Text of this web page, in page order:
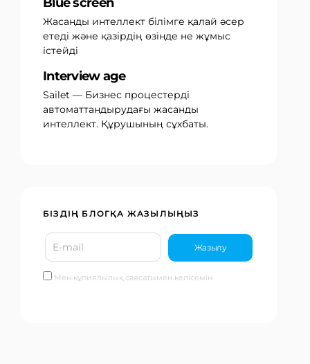
Жасанды интеллект білімге қалай әсер
етеді және қазірдің өзінде не жұмыс
істейді
Interview age
Sailet — Бизнес процестерді
автоматтандырудағы жасанды
интеллект. Құрушының сұхбаты.
БІЗДІҢ БЛОГҚА ЖАЗЫЛЫҢЫЗ
Мен құпиялылық саясатымен келісемін